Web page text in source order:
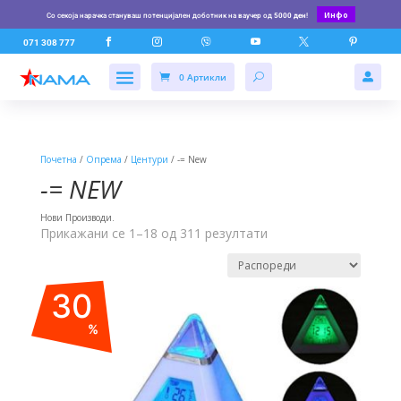
Со секоја нарачка стануваш потенцијален доботник на ваучер од 5000 ден! Инфо
071 308 777      
0 Артикли 
Почетна / Опрема / Центури / -= New
-= NEW
Нови Производи.
Прикажани се 1–18 од 311 резултати
30
%